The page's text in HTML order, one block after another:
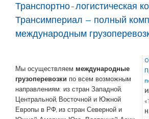
Транспортно-логистическая
Трансимпериал — полный
международным
Мы осуществляем международные
грузоперевозки по всем возможным
направлениям: из стран Западной,
Центральной, Восточной и Южной
Европы в РФ, из стран Северной и